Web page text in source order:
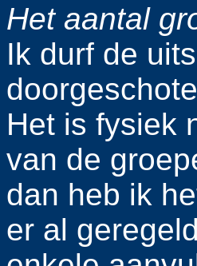
Het aantal
Ik durf de
Het is fysiek
van de
dan heb ik
er al